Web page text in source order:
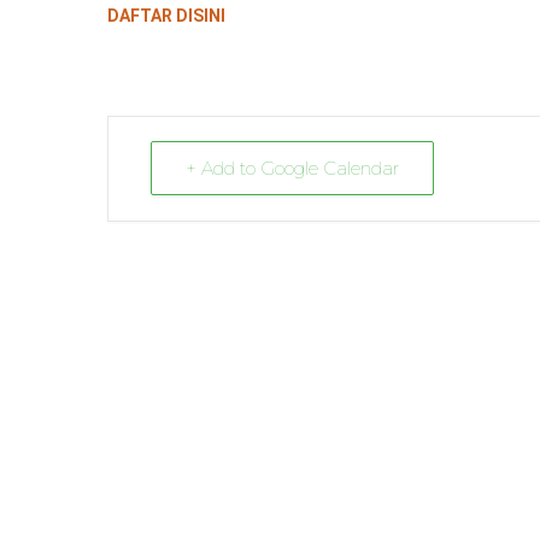
DAFTAR DISINI
+ Add to Google Calendar